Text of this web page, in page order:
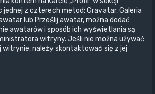
jednej z czterech metod: Gravatar, Galeria
lub Prześlij awatar, można dodać
awatarów i sposób ich wyświetlania są
witryny. Jeśli nie można używać
witrynie, należy skontaktować się z jej